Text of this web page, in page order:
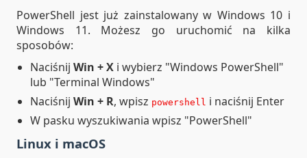
PowerShell jest już zainstalowany w Windows 10 i
Windows 11. Możesz go uruchomić na kilka
sposobów:
Naciśnij Win + X i wybierz "Windows PowerShell"
lub "Terminal Windows"
Naciśnij Win + R, wpisz powershell i naciśnij Enter
W pasku wyszukiwania wpisz "PowerShell"
Linux i macOS